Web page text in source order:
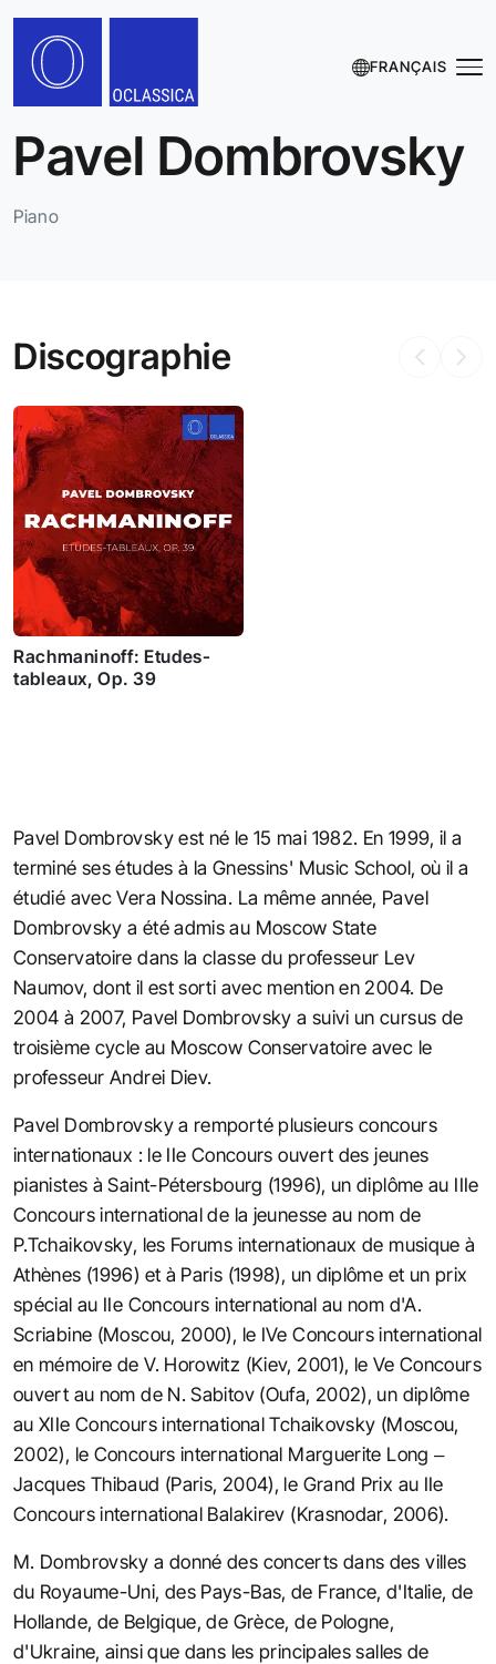
FRANÇAIS
Pavel Dombrovsky
Piano
Discographie
Rachmaninoff: Etudes-
tableaux, Op. 39
Pavel Dombrovsky est né le 15 mai 1982. En 1999, il a
terminé ses études à la Gnessins' Music School, où il a
étudié avec Vera Nossina. La même année, Pavel
Dombrovsky a été admis au Moscow State
Conservatoire dans la classe du professeur Lev
Naumov, dont il est sorti avec mention en 2004. De
2004 à 2007, Pavel Dombrovsky a suivi un cursus de
troisième cycle au Moscow Conservatoire avec le
professeur Andrei Diev.
Pavel Dombrovsky a remporté plusieurs concours
internationaux : le IIe Concours ouvert des jeunes
pianistes à Saint-Pétersbourg (1996), un diplôme au IIIe
Concours international de la jeunesse au nom de
P.Tchaikovsky, les Forums internationaux de musique à
Athènes (1996) et à Paris (1998), un diplôme et un prix
spécial au IIe Concours international au nom d'A.
Scriabine (Moscou, 2000), le IVe Concours international
en mémoire de V. Horowitz (Kiev, 2001), le Ve Concours
ouvert au nom de N. Sabitov (Oufa, 2002), un diplôme
au XIIe Concours international Tchaikovsky (Moscou,
2002), le Concours international Marguerite Long –
Jacques Thibaud (Paris, 2004), le Grand Prix au IIe
Concours international Balakirev (Krasnodar, 2006).
M. Dombrovsky a donné des concerts dans des villes
du Royaume-Uni, des Pays-Bas, de France, d'Italie, de
Hollande, de Belgique, de Grèce, de Pologne,
d'Ukraine, ainsi que dans les principales salles de